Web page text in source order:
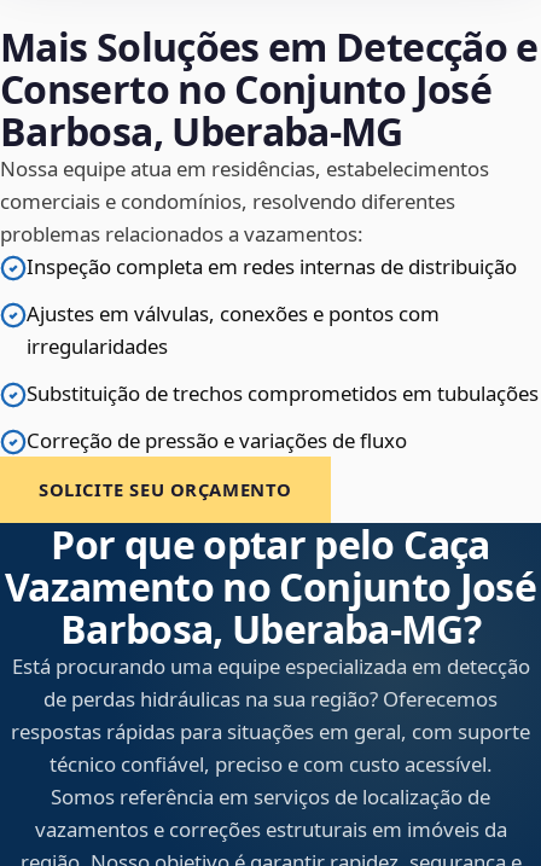
Mais Soluções em Detecção e
Conserto no Conjunto José
Barbosa, Uberaba‑MG
Nossa equipe atua em residências, estabelecimentos
comerciais e condomínios, resolvendo diferentes
problemas relacionados a vazamentos:
Inspeção completa em redes internas de distribuição
Ajustes em válvulas, conexões e pontos com
irregularidades
Substituição de trechos comprometidos em tubulações
Correção de pressão e variações de fluxo
SOLICITE SEU ORÇAMENTO
Por que optar pelo Caça
Vazamento no Conjunto José
Barbosa, Uberaba‑MG?
Está procurando uma equipe especializada em detecção
de perdas hidráulicas na sua região? Oferecemos
respostas rápidas para situações em geral, com suporte
técnico confiável, preciso e com custo acessível.
Somos referência em serviços de localização de
vazamentos e correções estruturais em imóveis da